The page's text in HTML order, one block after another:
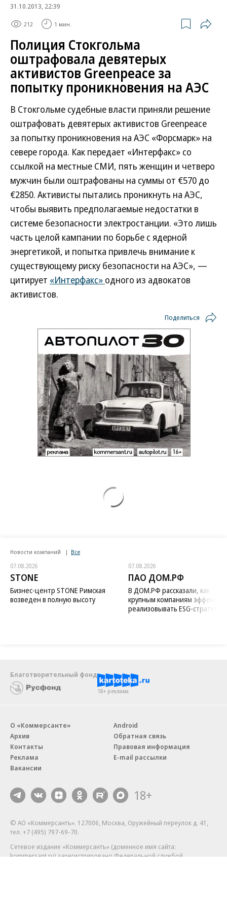
31.10.2013, 22:39
212 1 мин.
Полиция Стокгольма
оштрафовала девятерых
активистов Greenpeace за
попытку проникновения на АЭС
В Стокгольме судебные власти приняли решение
оштрафовать девятерых активистов Greenpeace
за попытку проникновения на АЭС «Форсмарк» на
севере города. Как передает «Интерфакс» со
ссылкой на местные СМИ, пять женщин и четверо
мужчин были оштрафованы на суммы от €570 до
€2850. Активисты пытались проникнуть на АЭС,
чтобы выявить предполагаемые недостатки в
системе безопасности электростанции. «Это лишь
часть целой кампании по борьбе с ядерной
энергетикой, и попытка привлечь внимание к
существующему риску безопасности на АЭС», —
цитирует «Интерфакс» одного из адвокатов
активистов.
Поделиться
Новости компаний Все
07.08.2026
STONE
Бизнес-центр STONE Римская
возведен в полную высоту
07.08.2026
ПАО ДОМ.РФ
В ДОМ.РФ рассказали, как
крупным компаниям
реализовывать ESG-стратегию
Благотворительный фонд
18+ реклама
О «Коммерсанте»
Архив
Контакты
Реклама
Вакансии
Android
Обратная связь
Правовая информация
E-mail рассылки
18+
© АО «Коммерсантъ». 127006, Москва, Оружейный переулок д. 41,
тел. +7 (495) 797-69-70.
Сетевое издание «Коммерсантъ» (доменное имя сайта:
kommersant.ru) зарегистрировано Федеральной службой